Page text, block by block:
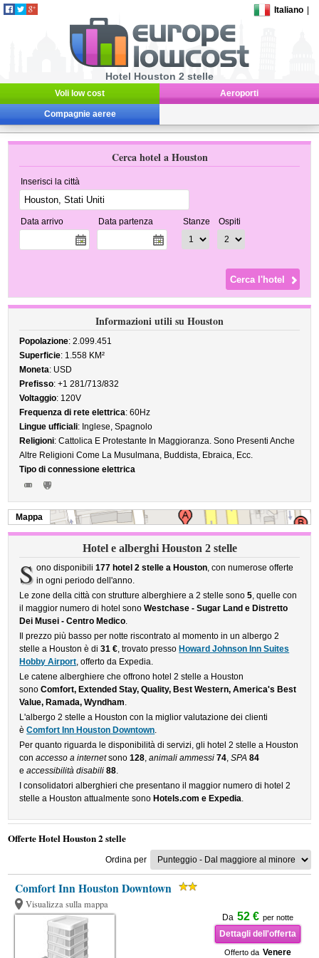
Italiano
Hotel Houston 2 stelle
Voli low cost Aeroporti
Compagnie aeree
Cerca hotel a Houston
Inserisci la città
Data arrivo Data partenza Stanze Ospiti
Informazioni utili su Houston
Popolazione: 2.099.451
Superficie: 1.558 KM²
Moneta: USD
Prefisso: +1 281/713/832
Voltaggio: 120V
Frequenza di rete elettrica: 60Hz
Lingue ufficiali: Inglese, Spagnolo
Religioni: Cattolica E Protestante In Maggioranza. Sono Presenti Anche
Altre Religioni Come La Musulmana, Buddista, Ebraica, Ecc.
Tipo di connessione elettrica
Mappa
Hotel e alberghi Houston 2 stelle
S ono disponibili 177 hotel 2 stelle a Houston, con numerose offerte
in ogni periodo dell'anno.
Le zone della città con strutture alberghiere a 2 stelle sono5, quelle con
il maggior numero di hotel sonoWestchase - Sugar Land e Distretto
Dei Musei - Centro Medico.
Il prezzo più basso per notte riscontrato al momento in un albergo 2
stelle a Houston è di31 €, trovato presso Howard Johnson Inn Suites
Hobby Airport, offerto da Expedia.
Le catene alberghiere che offrono hotel 2 stelle a Houston
sonoComfort, Extended Stay, Quality, Best Western, America's Best
Value, Ramada, Wyndham.
L'albergo 2 stelle a Houston con la miglior valutazione dei clienti
èComfort Inn Houston Downtown.
Per quanto riguarda le disponibilità di servizi, gli hotel 2 stelle a Houston
conaccesso a internetsono128,animali ammessi 74,SPA 84
eaccessibilità disabili 88.
I consolidatori alberghieri che presentano il maggior numero di hotel 2
stelle a Houston attualmente sono Hotels.com e Expedia.
Offerte Hotel Houston 2 stelle
Ordina per
Comfort Inn Houston Downtown
Visualizza sulla mappa
Da 52 € per notte
Dettagli dell'offerta
Offerto da Venere